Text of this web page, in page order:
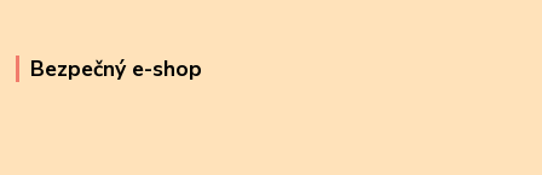
Bezpečný e-shop